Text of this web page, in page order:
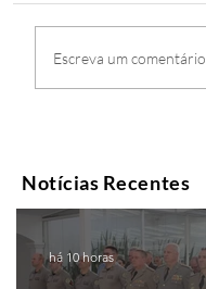
Escreva um comentário
Notícias Recentes
há 10 horas